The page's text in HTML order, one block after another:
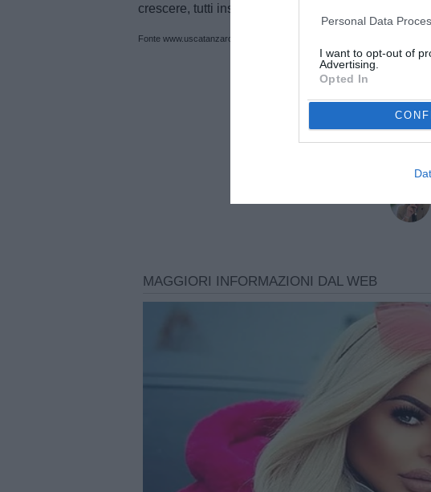
Personal Data
I want to opt-out of
Advertising.
Opted In
crescere, tutti insieme».
Fonte www.uscatanzaro1929.com